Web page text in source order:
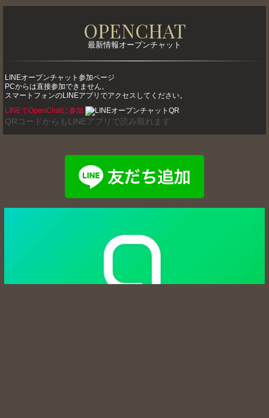
💛まりか💛@ravi_marika
11日(火)16~21
15日(土)16~21
🧡あまね🧡@amanen_0829
12日(水)1030~1530
14日(金)18~23
🪼みち🪼https://lit.link/me_flower_chi_
12日(水)2030~27
OPENCHAT
最新情報オープンチャット
LINEオープンチャット参加ページ
PCからは直接参加できません。
スマートフォンのLINEアプリでアクセスしてください。
LINEでOpenChatに参加
QRコードからもLINEアプリで読み取れます